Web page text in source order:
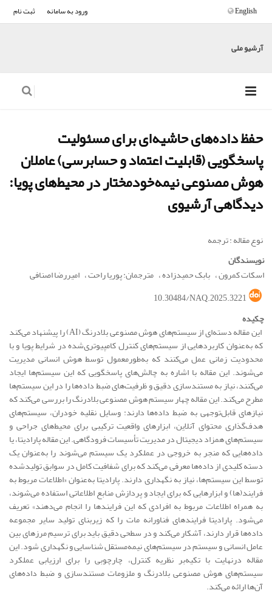
ورود به سامانه ثبت نام English
آرشیو ملی
حفظ داده‌های حاشیه‌ای برای مسئولیت
پاسخگویی (قابلیت اعتماد و حسابرسی) عاملان
هوش مصنوعی نیمه‌خودمختار در محیط‌های پویا:
دیدگاهی آرشیوی
نوع مقاله : ترجمه
نویسندگان
اسکات کمرون بابک حمیدزاده مترجمان: پوریا راحت امیررضا اصنافی
10.30484/NAQ.2025.3221
چکیده
این مقاله دسته‌ای از سیستم‌های هوش مصنوعی بلادرنگ (AI) را پیشنهاد می‌کند
که به‌عنوان کاربردهایی از سیستم‌های کنترل کامپیوتری‌شده در شرایط پویا و با
محدودیت زمانی عمل می‌کنند که به‌طورمعمول توسط هوش انسانی مدیریت
می‌شوند. این مقاله با اشاره به چالش‌های پاسخگویی که این سیستم‌ها ایجاد
می‌کنند، نیاز به مستندسازی دقیق و ظرفیت‌های ضبط داده‌ها را در این سیستم‌ها
مطرح می‌کند. این مقاله چهار سیستم هوش مصنوعی بلادرنگ را بررسی می‌کند که
نیازهای قابل‌توجهی به ضبط داده‌ها دارند: وسایل نقلیه خودران، سیستم‌های
هدف‌گذاری محتوای آنلاین، ابزارهای واقعیت ترکیبی برای محیط‌های جراحی و
سیستم‌های همزاد دیجیتال در مدیریت تأسیسات فرودگاهی. این مقاله پارادیتا، یا
داده‌هایی که منجر به خروجی در عملکرد یک سیستم می‌شوند را به‌عنوان یک
دسته کلیدی از داده‌ها معرفی می‌کند که برای شفافیت کامل در سوابق تولیدشده
توسط این سیستم‌ها، نیاز به نگهداری دارند. پارادیتا به‌عنوان «اطلاعات مربوط به
فرایند(ها) و ابزارهایی که برای ایجاد و پردازش منابع اطلاعاتی استفاده می‌شوند،
به همراه اطلاعات مربوط به افرادی که این فرایندها را انجام می‌دهند» تعریف
می‌شود. پارادیتا فرایندهای فناورانه مات را که زیربنای تولید سایر مجموعه
داده‌ها قرار دارند، آشکار می‌کند و در سطحی دقیق باید برای ترسیم مرزهای بین
عامل انسانی و سیستم در سیستم‌های نیمه‌مستقل شناسایی و نگهداری شود. این
مقاله درنهایت با تکیه‌بر نظریه کنترل، چارچوبی را برای ارزیابی عملکرد
سیستم‌های هوش مصنوعی بلادرنگ و ملزومات مستندسازی و ضبط داده‌های
آن‌ها ارائه می‌کند.